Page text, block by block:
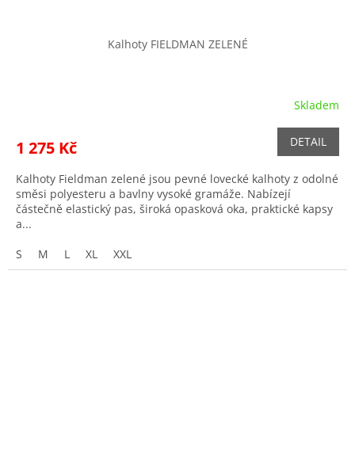
Kalhoty FIELDMAN ZELENÉ
Skladem
1 275 Kč DETAIL
Kalhoty Fieldman zelené jsou pevné lovecké kalhoty z odolné
směsi polyesteru a bavlny vysoké gramáže. Nabízejí
částečně elastický pas, široká opasková oka, praktické kapsy
a...
S
M L XL XXL